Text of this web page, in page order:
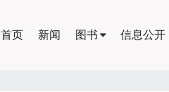
首页 新闻 图书 信息公开